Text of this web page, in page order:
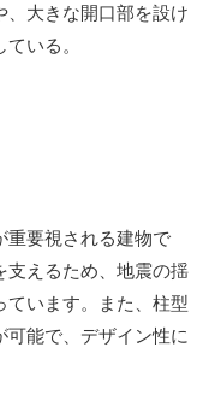
、大きな開口部を設け
いる。
重要視される建物で
支えるため、地震の揺
ています。また、柱型
能で、デザイン性に